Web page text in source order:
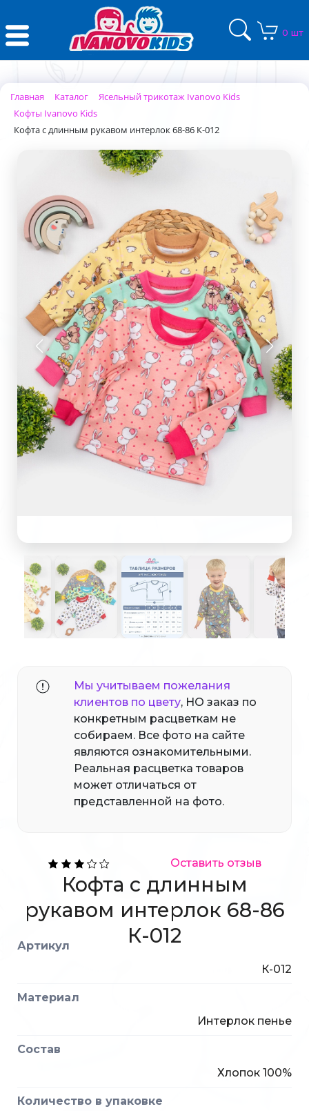
0 шт
Главная Каталог
Ясельный трикотаж Ivanovo Kids
Кофты Ivanovo Kids
Кофта с длинным рукавом интерлок 68-86 К-012
Мы учитываем пожелания
клиентов по цвету, НО заказ по
конкретным расцветкам не
собираем. Все фото на сайте
являются ознакомительными.
Реальная расцветка товаров
может отличаться от
представленной на фото.
Оставить отзыв
Кофта с длинным
рукавом интерлок 68-86
К-012
Артикул
К-012
Материал
Интерлок пенье
Состав
Хлопок 100%
Количество в упаковке